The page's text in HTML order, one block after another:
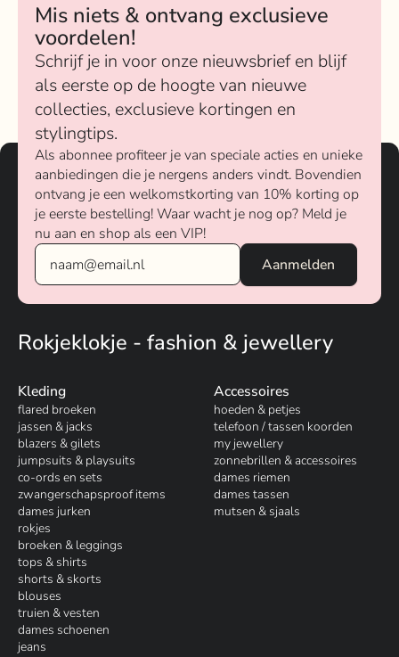
Mis niets & ontvang exclusieve
voordelen!
Schrijf je in voor onze nieuwsbrief en blijf
als eerste op de hoogte van nieuwe
collecties, exclusieve kortingen en
stylingtips.
Als abonnee profiteer je van speciale acties en unieke
aanbiedingen die je nergens anders vindt. Bovendien
ontvang je een welkomstkorting van 10% korting op
je eerste bestelling! Waar wacht je nog op? Meld je
nu aan en shop als een VIP!
Rokjeklokje - fashion & jewellery
Kleding
flared broeken
jassen & jacks
blazers & gilets
jumpsuits & playsuits
co-ords en sets
zwangerschapsproof items
dames jurken
rokjes
broeken & leggings
tops & shirts
shorts & skorts
blouses
truien & vesten
dames schoenen
jeans
Accessoires
hoeden & petjes
telefoon / tassen koorden
my jewellery
zonnebrillen & accessoires
dames riemen
dames tassen
mutsen & sjaals